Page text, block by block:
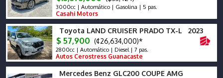
3000cc | Automático | Gasolina | 5 pas.
Casahi Motors
Toyota LAND CRUISER PRADO TX-L 2023
$ 57,900 (¢26,634,000)*
2800cc | Automático | Diesel | 7 pas.
Autos Cerostress Guanacaste
Mercedes Benz GLC200 COUPE AMG